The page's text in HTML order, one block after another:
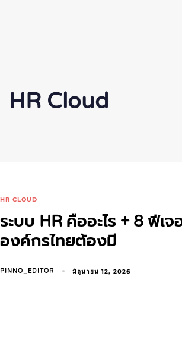
HR Cloud
HR CLOUD
ระบบ HR คืออะไร + 8 ฟีเ
องค์กรไทยต้องมี
PINNO_EDITOR มิถุนายน 12, 2026